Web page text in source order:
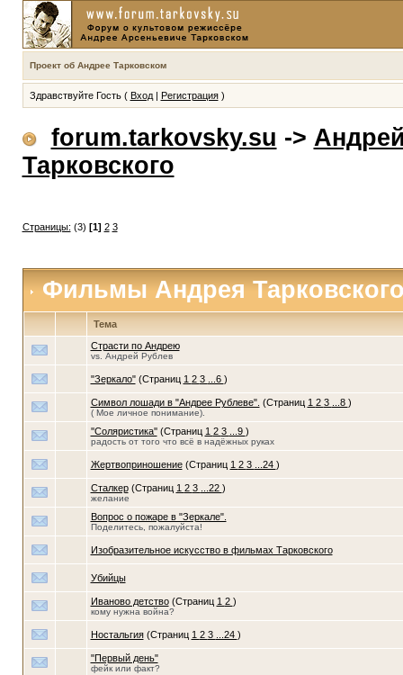
Проект об Андрее Тарковском
Здравствуйте Гость ( Вход| Регистрация)
forum.tarkovsky.su ->
Тарковского
Страницы: (3) [1] 2 3
Фильмы Андрея
Тема
Страсти по Андрею
vs. Андрей Рублев
"Зеркало" (Страниц 1 2 3 ...6 )
Символ лошади в "Андрее Рублеве". (Страниц 1 2 3 ...8 )
( Мое личное понимание).
''Соляристика'' (Страниц 1 2 3 ...9 )
радость от того что всё в надёжных руках
Жертвоприношение (Страниц 1 2 3 ...24 )
Сталкер (Страниц 1 2 3 ...22 )
желание
Вопрос о пожаре в "Зеркале".
Поделитесь, пожалуйста!
Изобразительное искусство в фильмах Тарковского
Убийцы
Иваново детство (Страниц 1 2 )
кому нужна война?
Ностальгия (Страниц 1 2 3 ...24 )
"Первый день"
фейк или факт?